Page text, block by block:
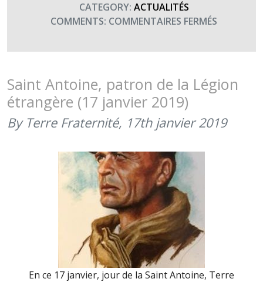
CATEGORY: ACTUALITÉS
COMMENTS: COMMENTAIRES FERMÉS
AVRIL
:
FÊTE
Saint Antoine, patron de la Légion
étrangère (17 janvier 2019)
By Terre Fraternité, 17th janvier 2019
En ce 17 janvier, jour de la Saint Antoine, Terre